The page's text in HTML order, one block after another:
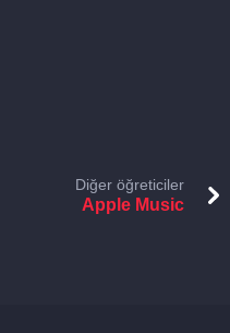
Diğer öğreticiler
Apple Music